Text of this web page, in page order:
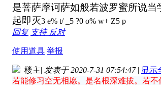
是菩萨摩诃萨如般若波罗蜜所说当
起即灭3 e% t/ _5 ?0 o% w+ Z5 p
回复 支持 反对
使用道具 举报
楼主| 发表于 2020-7-31 07:54:47 | 显示
若能修习空无相愿。是名根深难拔。若